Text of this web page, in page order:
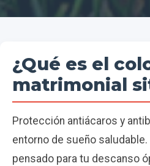
¿Qué es el
matrimonial
Protección antiácaros y
entorno de sueño
pensado para tu descanso